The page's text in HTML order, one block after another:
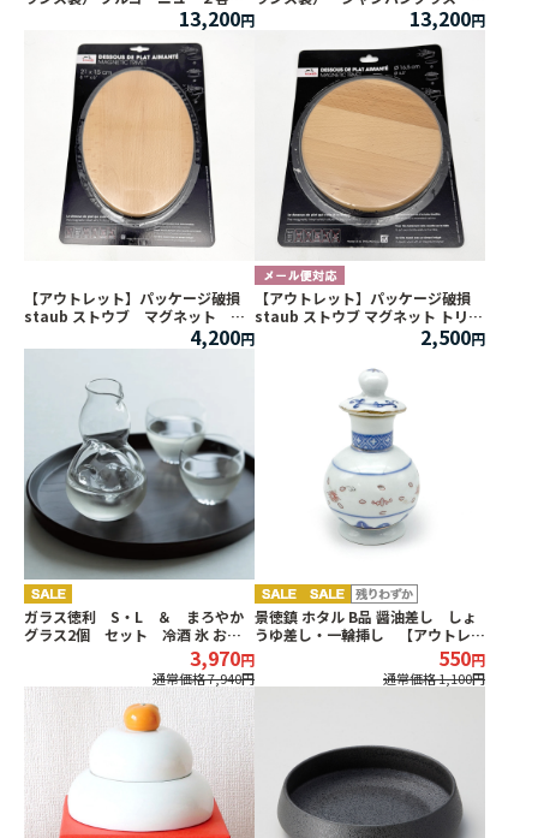
13,200 13,200
【アウトレット】パッケージ破損
staub ストウブ マグネット ト
リベット オーバル 大
21×15cm ※
4,200
【アウトレット】パッケージ破損
staub ストウブ マグネット トリベ
ット ラウンド 小 Φ16.5cm ※
2,500
ガラス徳利 S・L ＆ まろやか
グラス2個 セット 冷酒 氷 おち
3,970
通常価格 7,940
景徳鎮 ホタル B品 醤油差し しょ
うゆ差し・一輪挿し 【アウトレッ
550
通常価格 1,100